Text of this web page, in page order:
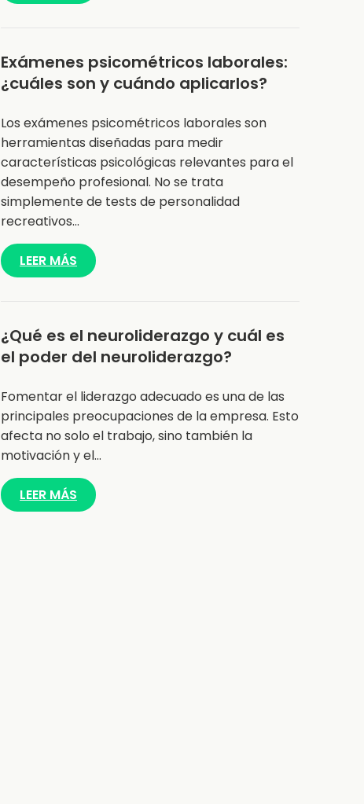
Exámenes psicométricos laborales:
¿cuáles son y cuándo aplicarlos?
Los exámenes psicométricos laborales son
herramientas diseñadas para medir
características psicológicas relevantes para el
desempeño profesional. No se trata
simplemente de tests de personalidad
recreativos…
LEER MÁS
¿Qué es el neuroliderazgo y cuál es
el poder del neuroliderazgo?
Fomentar el liderazgo adecuado es una de las
principales preocupaciones de la empresa. Esto
afecta no solo el trabajo, sino también la
motivación y el…
LEER MÁS